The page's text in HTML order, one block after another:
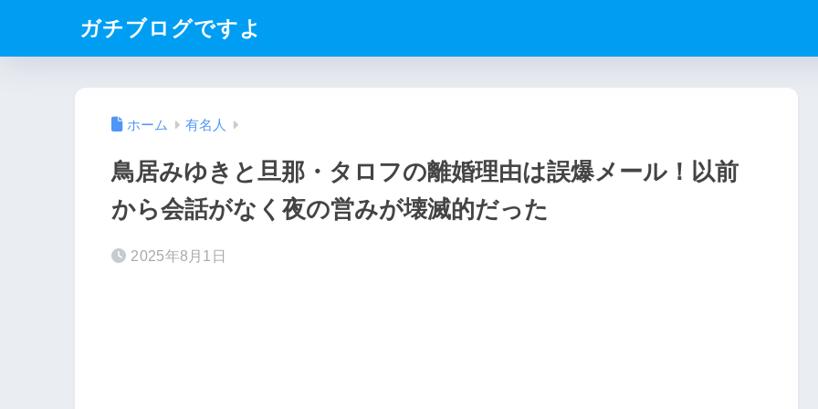
ガチブログですよ
ホーム 有名人
鳥居みゆきと旦那・タロフの離婚理由は誤爆メール！以前
から会話がなく夜の営みが壊滅的だった
2025年8月1日